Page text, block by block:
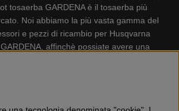
tosaerba GARDENA è il tosaerba più
Noi abbiamo la più vasta gamma del
e pezzi di ricambio per Husqvarna
affinchè possiate avere una
protezione personale, Decespugliatori,